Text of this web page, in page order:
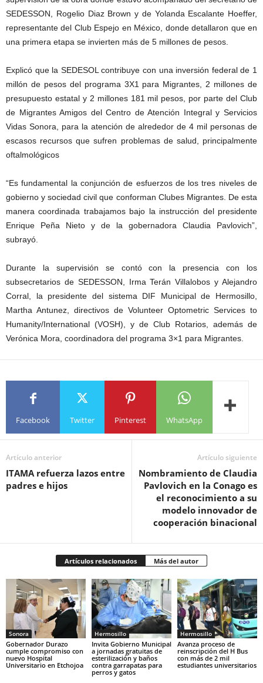
SEDESSON, Rogelio Diaz Brown y de Yolanda Escalante Hoeffer,
representante del Club Espejo en México, donde detallaron que en
una primera etapa se invierten más de 5 millones de pesos.
Explicó que la SEDESOL contribuye con una inversión federal de 1
millón de pesos del programa 3X1 para Migrantes, 2 millones de
presupuesto estatal y 2 millones 181 mil pesos, por parte del Club
de Migrantes Amigos del Centro de Atención Integral y Servicios
Vidas Sonora, para la atención de alrededor de 4 mil personas de
escasos recursos que sufren problemas de salud, principalmente
oftalmológicos
“Es fundamental la conjunción de esfuerzos de los tres niveles de
gobierno y sociedad civil que conforman Clubes Migrantes. De esta
manera coordinada trabajamos bajo la instrucción del presidente
Enrique Peña Nieto y de la gobernadora Claudia Pavlovich”,
subrayó.
Durante la supervisión se contó con la presencia con los
subsecretarios de SEDESSON, Irma Terán Villalobos y Alejandro
Corral, la presidente del sistema DIF Municipal de Hermosillo,
Martha Antunez, directivos de Volunteer Optometric Services to
Humanity/International (VOSH), y de Club Rotarios, además de
Verónica Mora, coordinadora del programa 3×1 para Migrantes.
Facebook Twitter Pinterest WhatsApp
Artículo anterior
ITAMA refuerza lazos entre
padres e hijos
Artículo siguiente
Nombramiento de Claudia
Pavlovich en la Conago es
el reconocimiento a su
modelo innovador de
cooperación binacional
Artículos relacionados Más del autor
Sonora
Gobernador Durazo
cumple compromiso con
nuevo Hospital
Universitario en Etchojoa
Hermosillo
Invita Gobierno Municipal
a jornadas gratuitas de
esterilización y baños
contra garrapatas para
perros y gatos
Hermosillo
Avanza proceso de
reinscripción del H Bus
con más de 2 mil
estudiantes universitarios